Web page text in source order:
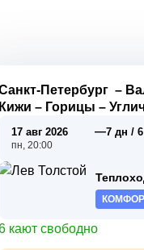
Петербург –
Кижи – Горицы –
17 авг 2026
пн, 20:00
—7 дн /
кают свободно